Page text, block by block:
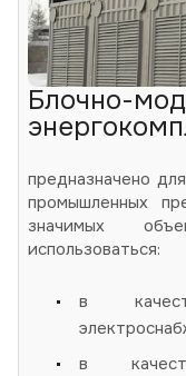
Блочно-
предназначено
промышленных
значимых
использоваться:
в
в